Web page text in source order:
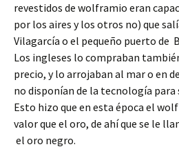
revestidos de wolframio eran
por los aires y los otros no) que
Vilagarcía o el pequeño puerto de
Los ingleses lo compraban
precio, y lo arrojaban al mar o en
no disponían de la tecnología
Esto hizo que en esta época el
valor que el oro, de ahí que se le
el oro negro.